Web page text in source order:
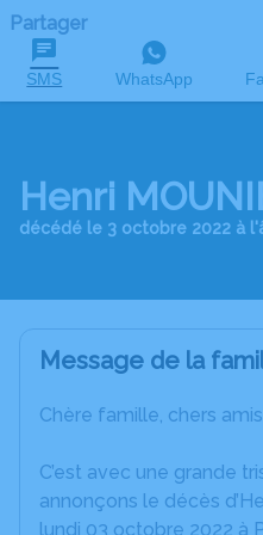
Partager
SMS WhatsApp
Henri
décédé le 3 octobre 2022 à
Message de la
Chère famille, chers
C’est avec une grande
annonçons le décès
lundi 03 octobre 2022 à